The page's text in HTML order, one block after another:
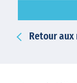
Retour